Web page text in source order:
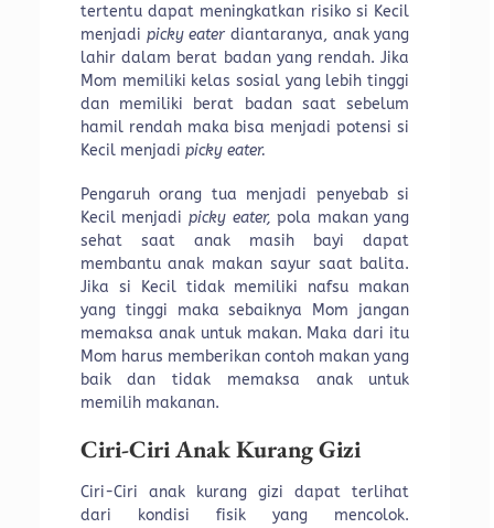
tertentu dapat meningkatkan risiko si Kecil
menjadi picky eater diantaranya, anak yang
lahir dalam berat badan yang rendah. Jika
Mom memiliki kelas sosial yang lebih tinggi
dan memiliki berat badan saat sebelum
hamil rendah maka bisa menjadi potensi si
Kecil menjadi picky eater.
Pengaruh orang tua menjadi penyebab si
Kecil menjadi picky eater,pola makan yang
sehat saat anak masih bayi dapat
membantu anak makan sayur saat balita.
Jika si Kecil tidak memiliki nafsu makan
yang tinggi maka sebaiknya Mom jangan
memaksa anak untuk makan. Maka dari itu
Mom harus memberikan contoh makan yang
baik dan tidak memaksa anak untuk
memilih makanan.
Ciri-Ciri Anak Kurang Gizi
Ciri-Ciri anak kurang gizi dapat terlihat
dari kondisi fisik yang mencolok.